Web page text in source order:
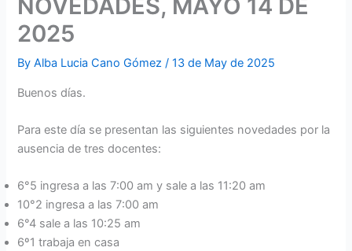
NOVEDADES, MAYO 14 DE
2025
ByAlba Lucia Cano Gómez/13 de May de 2025
Buenos días.
Para este día se presentan las siguientes novedades por la
ausencia de tres docentes:
6°5 ingresa a las 7:00 am y sale a las 11:20 am
10°2 ingresa a las 7:00 am
6°4 sale a las 10:25 am
6º1 trabaja en casa